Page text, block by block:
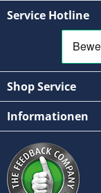
Service Hotline
Shop Service
Informationen